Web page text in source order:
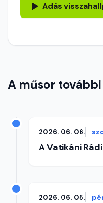
Adás
A műsor
2026. 06. 06.
A Vatikáni
2026. 06. 05.